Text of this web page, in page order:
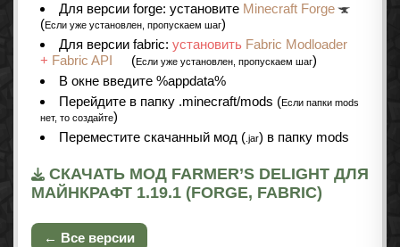
Для версии forge: установите Minecraft Forge
(Если уже установлен, пропускаем шаг)
Для версии fabric: установить Fabric Modloader
+ Fabric API (Если уже установлен, пропускаем шаг)
В окне введите %appdata%
Перейдите в папку .minecraft/mods (Если папки mods
нет, то создайте)
Переместите скачанный мод ( .jar) в папку mods
СКАЧАТЬ МОД FARMER’S DELIGHT ДЛЯ
МАЙНКРАФТ 1.19.1 (FORGE, FABRIC)
← Все версии